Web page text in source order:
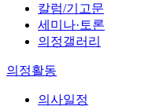
칼럼/기고문
세미나·토론
의정갤러리
의정활동
의사일정